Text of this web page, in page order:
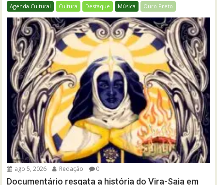
Agenda Cultural Cultura Destaque Música Ouro Preto
ago 5, 2026 Redação 0
Documentário resgata a história do Vira-Saia em